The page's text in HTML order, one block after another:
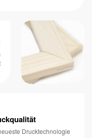
Drucktechnologie